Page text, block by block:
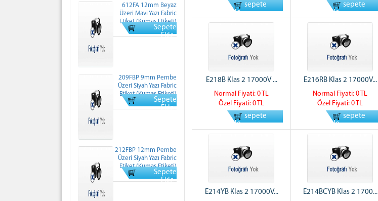
612FA 12mm Beyaz
Üzeri Mavi Yazı Fabric
Etiket (Kumaş Etiketi)
Normal Fiyati: 0 TL
Sepete
Ekle
209FBP 9mm Pembe
Üzeri Siyah Yazı Fabric
Etiket (Kumaş Etiketi)
Normal Fiyati: 0 TL
Sepete
Ekle
212FBP 12mm Pembe
Üzeri Siyah Yazı Fabric
Etiket (Kumaş Etiketi)
Normal Fiyati: 0 TL
Sepete
Ekle
sepete
ekle
sepete
ekle
E218B Klas 2 17000V ...
Normal Fiyati: 0 TL
Özel Fiyati: 0 TL
sepete
ekle
E216RB Klas 2 17000V...
Normal Fiyati: 0 TL
Özel Fiyati: 0 TL
sepete
ekle
E214YB Klas 2 17000V...
E214BCYB Klas 2 1700...